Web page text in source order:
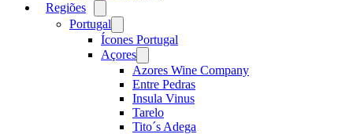
Regiões
menu
Portugal
menu
Ícones Portugal
Açores
menu
Azores Wine Company
Entre Pedras
Insula Vinus
Tarelo
Tito´s Adega